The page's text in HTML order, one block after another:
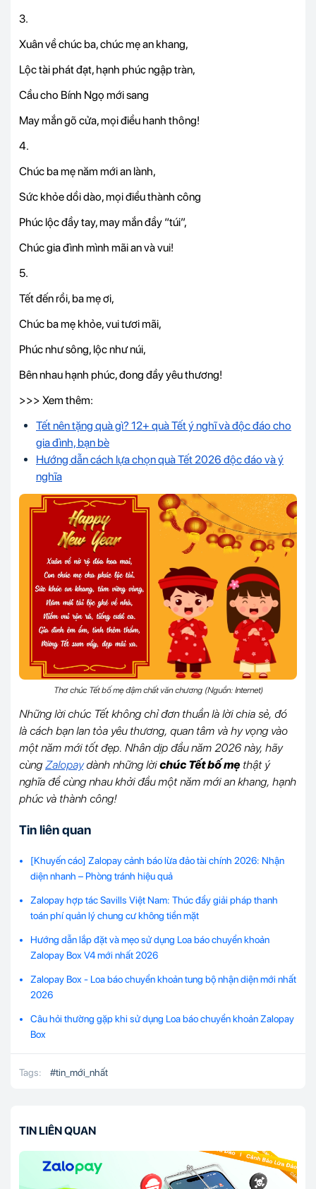
3.
Xuân về chúc ba, chúc mẹ an khang,
Lộc tài phát đạt, hạnh phúc ngập tràn,
Cầu cho Bính Ngọ mới sang
May mắn gõ cửa, mọi điều hanh thông!
4.
Chúc ba mẹ năm mới an lành,
Sức khỏe dồi dào, mọi điều thành công
Phúc lộc đầy tay, may mắn đầy “túi”,
Chúc gia đình mình mãi an và vui!
5.
Tết đến rồi, ba mẹ ơi,
Chúc ba mẹ khỏe, vui tươi mãi,
Phúc như sông, lộc như núi,
Bên nhau hạnh phúc, đong đầy yêu thương!
>>> Xem thêm:
Tết nên tặng quà gì? 12+ quà Tết ý nghĩ và độc đáo cho
gia đình, bạn bè
Hướng dẫn cách lựa chọn quà Tết 2026 độc đáo và ý
nghĩa
Thơ chúc Tết bố mẹ đậm chất văn chương (Nguồn: Internet)
Những lời chúc Tết không chỉ đơn thuần là lời chia sẻ, đó
là cách bạn lan tỏa yêu thương, quan tâm và hy vọng vào
một năm mới tốt đẹp. Nhân dịp đầu năm 2026 này, hãy
cùng Zalopaydành những lờichúc Tết bố mẹthật ý
nghĩa để cùng nhau khởi đầu một năm mới an khang, hạnh
phúc và thành công!
Tin liên quan
[Khuyến cáo] Zalopay cảnh báo lừa đảo tài chính 2026: Nhận
diện nhanh – Phòng tránh hiệu quả
Zalopay hợp tác Savills Việt Nam: Thúc đẩy giải pháp thanh
toán phí quản lý chung cư không tiền mặt
Hướng dẫn lắp đặt và mẹo sử dụng Loa báo chuyển khoản
Zalopay Box V4 mới nhất 2026
Zalopay Box - Loa báo chuyển khoản tung bộ nhận diện mới nhất
2026
Câu hỏi thường gặp khi sử dụng Loa báo chuyển khoản Zalopay
Box
Tags: #tin_mới_nhất
TIN LIÊN QUAN